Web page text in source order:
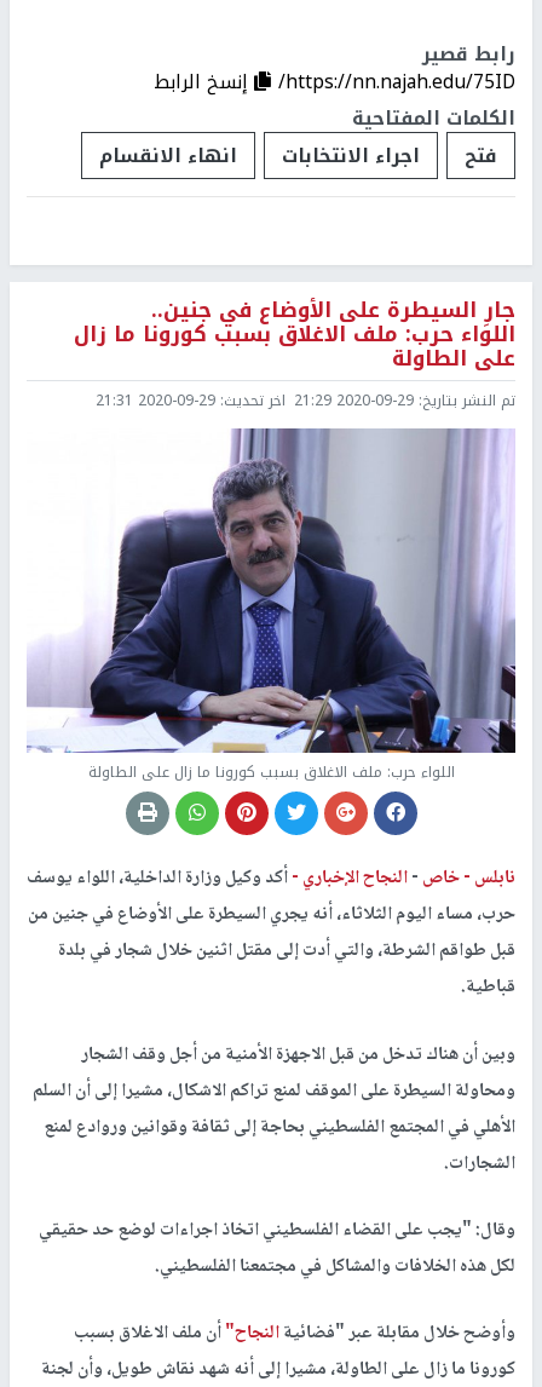
رابط قصير
https://nn.najah.edu/75ID/
إنسخ الرابط
الكلمات المفتاحية
فتح
اجراء الانتخابات انهاء الانقسام
جارِ السيطرة على الأوضاع في جنين..
اللواء حرب: ملف الاغلاق بسبب كورونا ما زال
على الطاولة
تم النشر بتاريخ: 2020-09-29 21:29 اخر تحديث: 2020-09-29 21:31
اللواء حرب: ملف الاغلاق بسبب كورونا ما زال على الطاولة
نابلس -خاص-النجاح الإخباري -أكد وكيل وزارة الداخلية، اللواء يوسف
حرب، مساء اليوم الثلاثاء، أنه يجري السيطرة على الأوضاع في جنين من
قبل طواقم الشرطة، والتي أدت إلى مقتل اثنين خلال شجار في بلدة
قباطية.
وبين أن هناك تدخل من قبل الاجهزة الأمنية من أجل وقف الشجار
ومحاولة السيطرة على الموقف لمنع تراكم الاشكال، مشيرا إلى أن السلم
الأهلي في المجتمع الفلسطيني بحاجة إلى ثقافة وقوانين وروادع لمنع
الشجارات.
وقال: "يجب على القضاء الفلسطيني اتخاذ اجراءات لوضع حد حقيقي
لكل هذه الخلافات والمشاكل في مجتمعنا الفلسطيني.
وأوضح خلال مقابلة عبر "فضائيةالنجاح"أن ملف الاغلاق بسبب
كورونا ما زال على الطاولة، مشيرا إلى أنه شهد نقاش طويل، وأن لجنة